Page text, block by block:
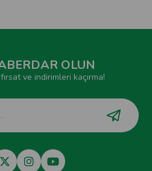
OLUN
ve indirimleri kaçırma!